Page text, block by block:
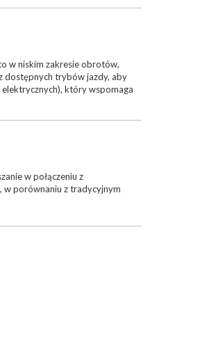
w niskim zakresie obrotów,
dostępnych trybów jazdy, aby
który wspomaga
w połączeniu z
w porównaniu z tradycyjnym